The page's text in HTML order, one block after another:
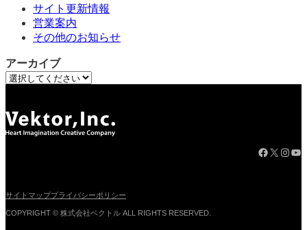
サイト更新情報
営業案内
その他のお知らせ
アーカイブ
Facebook X Instagram YouTube
サイトマッププライバシーポリシー
COPYRIGHT © 株式会社ベクトル ALL RIGHTS RESERVED.